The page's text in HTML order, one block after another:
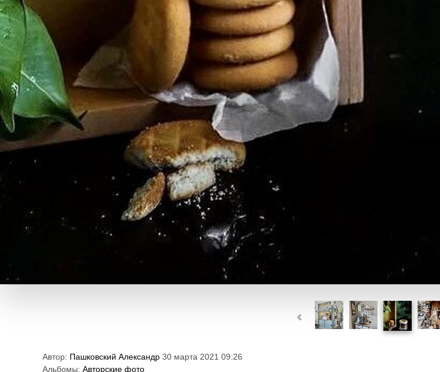
Автор: Пашковский Александр 30 марта 2021 09:26
Альбомы: Авторские фото